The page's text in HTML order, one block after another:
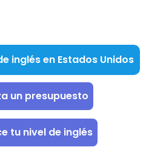
inglés en Estados Unidos
un presupuesto
tu nivel de inglés